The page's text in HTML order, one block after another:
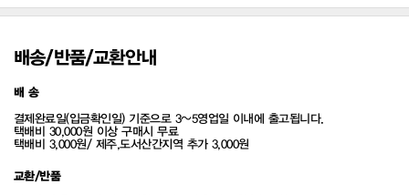
배송/반품/교환안내
배 송
결제완료일(입금확인일) 기준으로 3~5영업일 이내에 출고됩니다.
택배비 30,000원 이상 구매시 무료
택배비 3,000원/ 제주,도서산간지역 추가 3,000원
교환/반품